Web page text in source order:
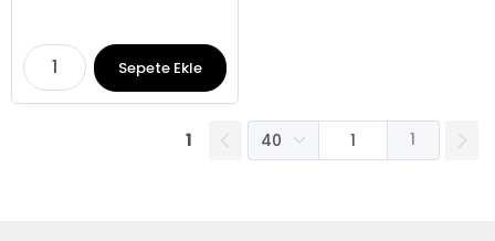
Sepete Ekle
1 1